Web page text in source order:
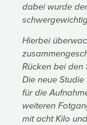
dabei wurde
Hierbei
Rücken bei den
Die neue
für die
weiteren
mit acht Kilo